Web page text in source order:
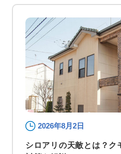
2026年8月2日
シロアリの天敵とは？ク